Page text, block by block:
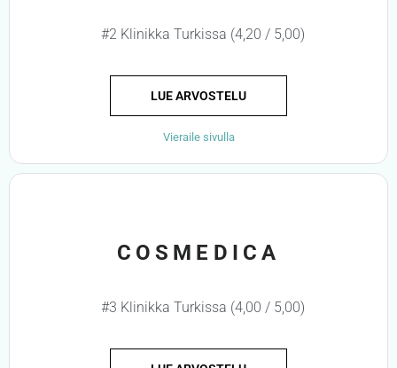
#2 Klinikka Turkissa (4,20 / 5,00)
LUE ARVOSTELU
Vieraile sivulla
COSMEDICA
#3 Klinikka Turkissa (4,00 / 5,00)